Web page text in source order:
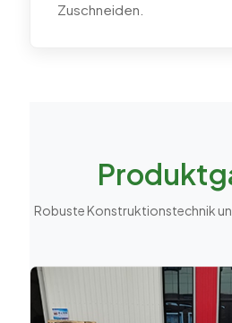
Zuschneiden.
Robuste Konstruktionstechnik